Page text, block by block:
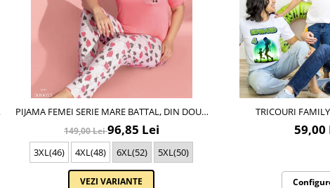
PIJAMA FEMEI SERIE MARE BATTAL, DIN DOUĂ
PIESE, BUMBAC , LUX PIJ300025
149,00 Lei96,85 Lei
3XL(46) 4XL(48) 6XL(52) 5XL(50)
VEZI VARIANTE
TRICOURI
PERSONALIZATE –
COPII ȘI PĂRINȚI |59,00